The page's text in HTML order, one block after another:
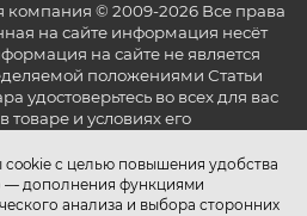
cookie с целью повышения удобства
— дополнения функциями
анализа и выбора сторонних
компания © 2009-2026 Все права
на сайте информация несёт
на сайте не является
положениями Статьи
удостоверьтесь во всех для вас
товаре и условиях его